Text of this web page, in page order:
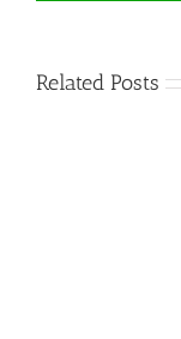
Related Posts